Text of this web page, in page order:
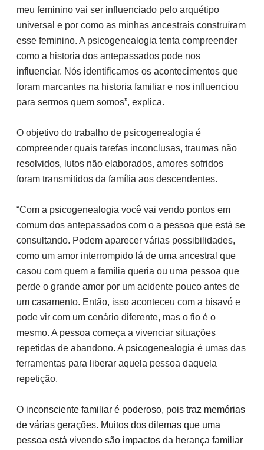
meu feminino vai ser influenciado pelo arquétipo
universal e por como as minhas ancestrais construíram
esse feminino. A psicogenealogia tenta compreender
como a historia dos antepassados pode nos
influenciar. Nós identificamos os acontecimentos que
foram marcantes na historia familiar e nos influenciou
para sermos quem somos”, explica.
O objetivo do trabalho de psicogenealogia é
compreender quais tarefas inconclusas, traumas não
resolvidos, lutos não elaborados, amores sofridos
foram transmitidos da família aos descendentes.
“Com a psicogenealogia você vai vendo pontos em
comum dos antepassados com o a pessoa que está se
consultando. Podem aparecer várias possibilidades,
como um amor interrompido lá de uma ancestral que
casou com quem a família queria ou uma pessoa que
perde o grande amor por um acidente pouco antes de
um casamento. Então, isso aconteceu com a bisavó e
pode vir com um cenário diferente, mas o fio é o
mesmo. A pessoa começa a vivenciar situações
repetidas de abandono. A psicogenealogia é umas das
ferramentas para liberar aquela pessoa daquela
repetição.
Oinconsciente familiar é poderoso, pois traz memórias
de várias gerações. Muitos dos dilemas que uma
pessoa está vivendo são impactos da herança familiar